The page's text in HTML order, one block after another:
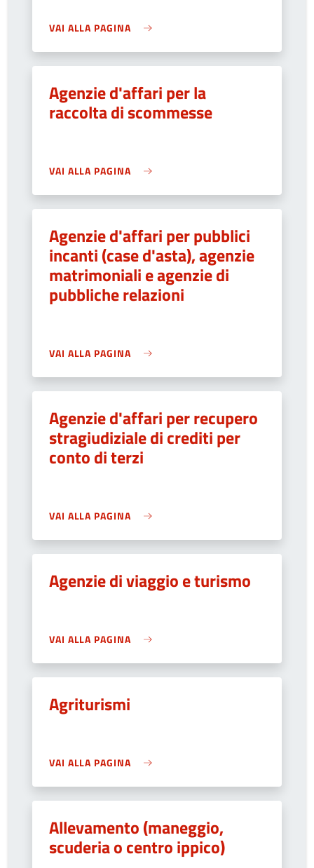
VAI ALLA PAGINA
Agenzie d'affari per la
raccolta di scommesse
VAI ALLA PAGINA
Agenzie d'affari per pubblici
incanti (case d'asta), agenzie
matrimoniali e agenzie di
pubbliche relazioni
VAI ALLA PAGINA
Agenzie d'affari per recupero
stragiudiziale di crediti per
conto di terzi
VAI ALLA PAGINA
Agenzie di viaggio e turismo
VAI ALLA PAGINA
Agriturismi
VAI ALLA PAGINA
Allevamento (maneggio,
scuderia o centro ippico)